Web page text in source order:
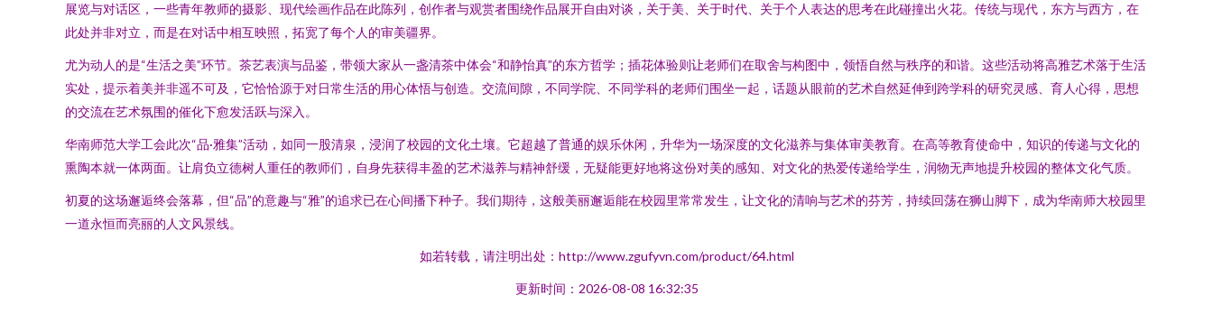
展览与对话区，一些青年教师的摄影、现代绘画作品在此陈列，创作者与观赏者围绕作品展开自由对谈，关于美、关于时代、关于个人表达的思考在此碰撞出火花。传统与现代，东方与西方，在
此处并非对立，而是在对话中相互映照，拓宽了每个人的审美疆界。
尤为动人的是“生活之美”环节。茶艺表演与品鉴，带领大家从一盏清茶中体会“和静怡真”的东方哲学；插花体验则让老师们在取舍与构图中，领悟自然与秩序的和谐。这些活动将高雅艺术落于生活
实处，提示着美并非遥不可及，它恰恰源于对日常生活的用心体悟与创造。交流间隙，不同学院、不同学科的老师们围坐一起，话题从眼前的艺术自然延伸到跨学科的研究灵感、育人心得，思想
的交流在艺术氛围的催化下愈发活跃与深入。
华南师范大学工会此次“品·雅集”活动，如同一股清泉，浸润了校园的文化土壤。它超越了普通的娱乐休闲，升华为一场深度的文化滋养与集体审美教育。在高等教育使命中，知识的传递与文化的
熏陶本就一体两面。让肩负立德树人重任的教师们，自身先获得丰盈的艺术滋养与精神舒缓，无疑能更好地将这份对美的感知、对文化的热爱传递给学生，润物无声地提升校园的整体文化气质。
初夏的这场邂逅终会落幕，但“品”的意趣与“雅”的追求已在心间播下种子。我们期待，这般美丽邂逅能在校园里常常发生，让文化的清响与艺术的芬芳，持续回荡在狮山脚下，成为华南师大校园里
一道永恒而亮丽的人文风景线。
如若转载，请注明出处：http://www.zgufyvn.com/product/64.html
更新时间：2026-08-08 16:32:35